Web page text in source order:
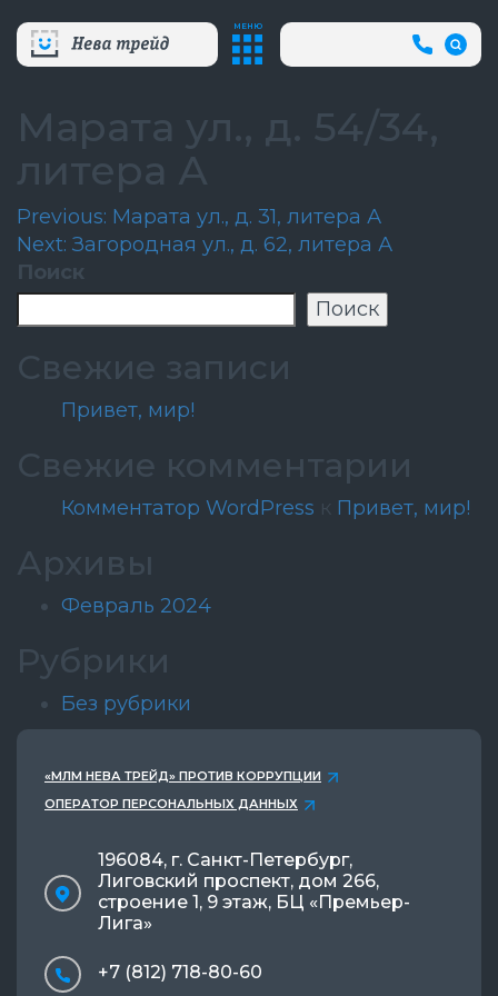
МЕНЮ
+7
(812)
Марата ул., д. 54/34,
литера А
Навигация
по
записям
Previous: Марата ул., д. 31, литера А
Next: Загородная ул., д. 62, литера А
Поиск
Поиск
Свежие записи
Привет, мир!
Свежие комментарии
Комментатор WordPress к Привет, мир!
Архивы
Февраль 2024
Рубрики
Без рубрики
«МЛМ НЕВА ТРЕЙД» ПРОТИВ КОРРУПЦИИ
ОПЕРАТОР ПЕРСОНАЛЬНЫХ ДАННЫХ
196084, г. Санкт-Петербург,
Лиговский проспект, дом 266,
строение 1, 9 этаж, БЦ «Премьер-
Лига»
+7 (812) 718-80-60